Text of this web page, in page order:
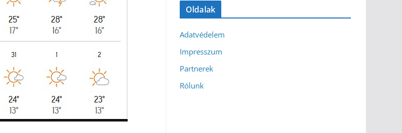
Oldalak
Adatvédelem
Impresszum
Partnerek
Rólunk